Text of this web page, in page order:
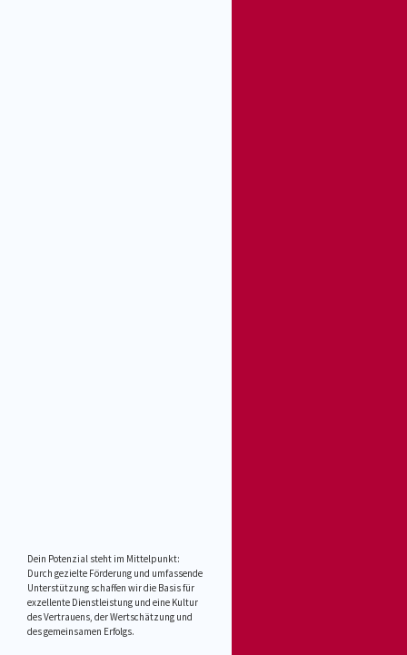
Dein Potenzial steht im Mittelpunkt:
Durch gezielte Förderung und umfassende
Unterstützung schaffen wir die Basis für
exzellente Dienstleistung und eine Kultur
des Vertrauens, der Wertschätzung und
des gemeinsamen Erfolgs.